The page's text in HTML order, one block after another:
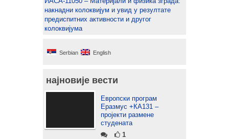
накнадни колоквијум и увид у резултате
предиспитних активности и другог
колоквијума
Serbian English
најновије вести
Европски програм
Еразмус +КА131 –
пројекти размене
студената
1